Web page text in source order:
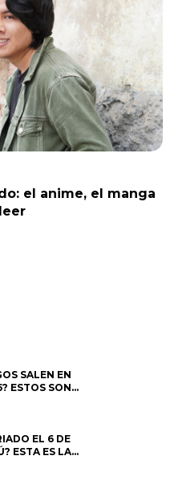
el anime, el manga
SALEN EN
ESTOS SON
ESPERADOS
EL 6 DE
ESTA ES LA